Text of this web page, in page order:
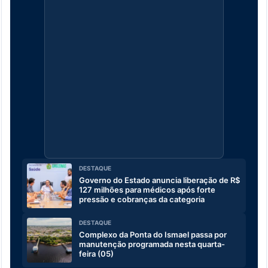
DESTAQUE
Governo do Estado anuncia liberação de R$
127 milhões para médicos após forte
pressão e cobranças da categoria
DESTAQUE
Complexo da Ponta do Ismael passa por
manutenção programada nesta quarta-
feira (05)